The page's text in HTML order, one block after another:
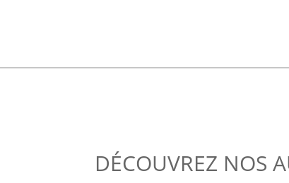
DÉCOUVREZ NOS